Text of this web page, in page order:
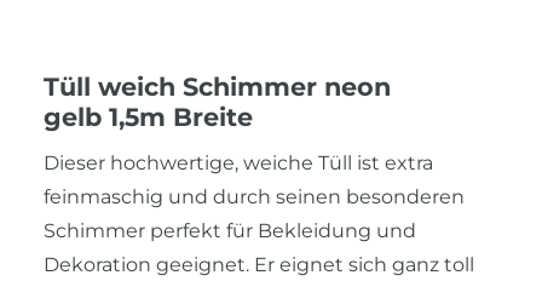
Tüll weich Schimmer neon
gelb 1,5m Breite
Dieser hochwertige, weiche Tüll ist extra
feinmaschig und durch seinen besonderen
Schimmer perfekt für Bekleidung und
Dekoration geeignet. Er eignet sich ganz toll